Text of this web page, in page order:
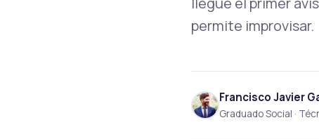
permite improvisar.
Francisco Javier
Graduado Social ·